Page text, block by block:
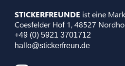
STICKERFREUNDE ist eine
Coesfelder Hof 1, 48527
+49 (0) 5921 3701712
hallo@stickerfreun.de